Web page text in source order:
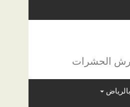
ورش الحشرات